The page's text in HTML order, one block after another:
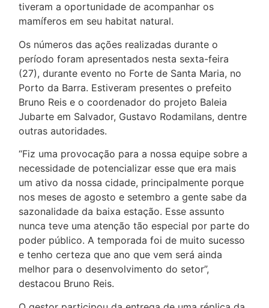
tiveram a oportunidade de acompanhar os
mamíferos em seu habitat natural.
Os números das ações realizadas durante o
período foram apresentados nesta sexta-feira
(27), durante evento no Forte de Santa Maria, no
Porto da Barra. Estiveram presentes o prefeito
Bruno Reis e o coordenador do projeto Baleia
Jubarte em Salvador, Gustavo Rodamilans, dentre
outras autoridades.
“Fiz uma provocação para a nossa equipe sobre a
necessidade de potencializar esse que era mais
um ativo da nossa cidade, principalmente porque
nos meses de agosto e setembro a gente sabe da
sazonalidade da baixa estação. Esse assunto
nunca teve uma atenção tão especial por parte do
poder público. A temporada foi de muito sucesso
e tenho certeza que ano que vem será ainda
melhor para o desenvolvimento do setor”,
destacou Bruno Reis.